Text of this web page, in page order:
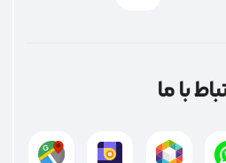
با ما